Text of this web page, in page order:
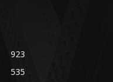
923
535